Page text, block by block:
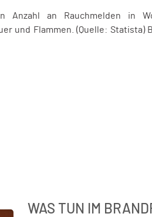
Anzahl an Rauchmelden in
und Flammen. (Quelle: Statista)
WAS TUN IM